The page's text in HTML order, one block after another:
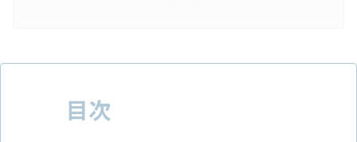
目次